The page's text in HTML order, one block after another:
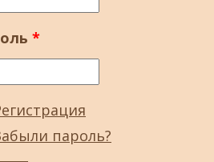
*
пароль?